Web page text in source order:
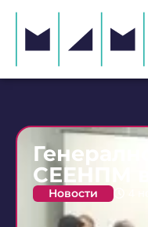
СЕЕНПМ
Новости 4